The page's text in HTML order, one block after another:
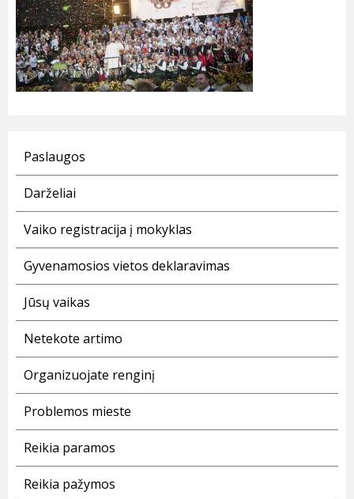
Paslaugos
Darželiai
Vaiko registracija į mokyklas
Gyvenamosios vietos deklaravimas
Jūsų vaikas
Netekote artimo
Organizuojate renginį
Problemos mieste
Reikia paramos
Reikia pažymos